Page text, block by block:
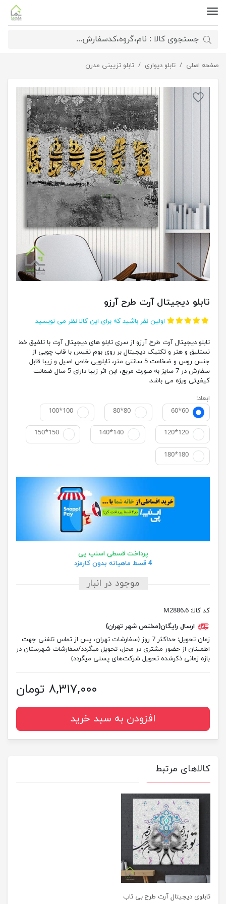
صفحه اصلی تابلو دیواری تابلو تزیینی مدرن تابلو دیجیتال آرت طرح آرزو
تابلو دیجیتال آرت طرح آرزو
اولین نفر باشید که برای این کالا نظر می نویسید
تابلو دیجیتال آرت طرح آرزو از سری تابلو های دیجیتال آرت با تلفیق خط
نستلیق و هنر و تکنیک دیجیتال بر روی بوم نفیس با قاب چوبی از
جنس روس و ضخامت 5 سانتی متر، تابلویی خاص اصیل و زیبا قابل
سفارش در 7 سایز به صورت مربع، این اثر زیبا دارای 5 سال ضمانت
کیفیتی ویژه می باشد.
ابعاد:
60*60
80*80
100*100
120*120
140*140
150*150
180*180
پرداخت قسطی اسنپ پی
4 قسط ماهیانه بدون کارمزد
موجود در انبار
کد کالا: M2886.6
ارسال رایگان(مختص شهر تهران)
زمان تحویل:
حداکثر 7 روز (سفارشات تهران، پس از تماس تلفنی جهت
اطمینان از حضور مشتری در محل، تحویل میگردد/سفارشات شهرستان در
بازه زمانی ذکرشده تحویل شرکت‌های پستی میگردد)
۸,۳۱۷,۰۰۰ تومان
افزودن به سبد خرید
کالاهای مرتبط
تابلوی دیجیتال آرت طرح بی تاب